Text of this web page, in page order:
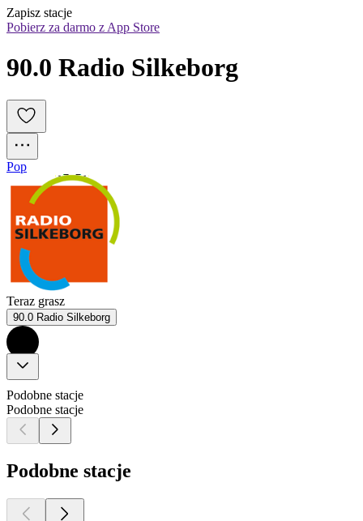
Zapisz stacje
Pobierz za darmo z App Store
90.0 Radio Silkeborg
Pop
Teraz grasz
90.0 Radio Silkeborg
Podobne stacje
Podobne stacje
Podobne stacje